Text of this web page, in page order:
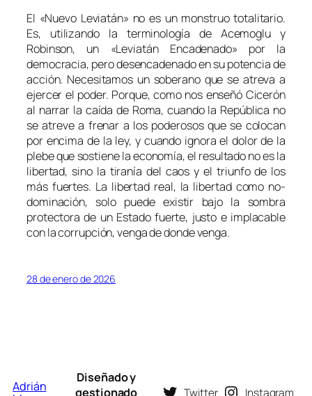
El «Nuevo Leviatán» no es un monstruo totalitario.
Es, utilizando la terminología de Acemoglu y
Robinson, un «Leviatán Encadenado» por la
democracia, pero desencadenado en su potencia de
acción. Necesitamos un soberano que se atreva a
ejercer el poder. Porque, como nos enseñó Cicerón
al narrar la caída de Roma, cuando la República no
se atreve a frenar a los poderosos que se colocan
por encima de la ley, y cuando ignora el dolor de la
plebe que sostiene la economía, el resultado no es la
libertad, sino la tiranía del caos y el triunfo de los
más fuertes. La libertad real, la libertad como no-
dominación, solo puede existir bajo la sombra
protectora de un Estado fuerte, justo e implacable
con la corrupción, venga de donde venga.
28 de enero de 2026
Adrián
Diseñado y
gestionado
Twitter Instagram